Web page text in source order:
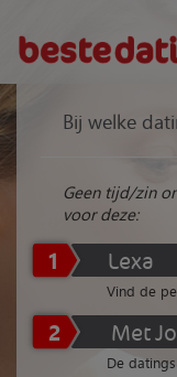
Bij welke
Geen tijd/zin
voor deze:
1 Lexa
Vind de
2 Met
De